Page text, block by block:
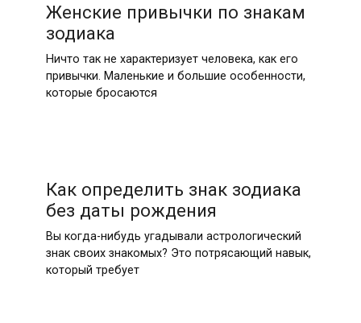
Женские привычки по знакам
зодиака
Ничто так не характеризует человека, как его
привычки. Маленькие и большие особенности,
которые бросаются
Как определить знак зодиака
без даты рождения
Вы когда-нибудь угадывали астрологический
знак своих знакомых? Это потрясающий навык,
который требует